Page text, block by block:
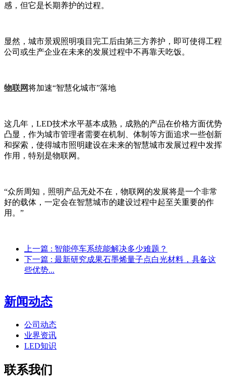
感，但它是长期养护的过程。
显然，城市景观照明项目完工后由第三方养护，即可使得工程
公司或生产企业在未来的发展过程中不再靠天吃饭。
物联网将加速“智慧化城市”落地
这几年，LED技术水平基本成熟，成熟的产品在价格方面优势
凸显，作为城市管理者需要在机制、体制等方面追求一些创新
和探索，使得城市照明建设在未来的智慧城市发展过程中发挥
作用，特别是物联网。
“众所周知，照明产品无处不在，物联网的发展将是一个非常
好的载体，一定会在智慧城市的建设过程中起至关重要的作
用。”
上一篇 : 智能停车系统能解决多少难题？
下一篇 : 最新研究成果石墨烯量子点白光材料，具备这
些优势...
新闻动态
公司动态
业界资讯
LED知识
联系我们